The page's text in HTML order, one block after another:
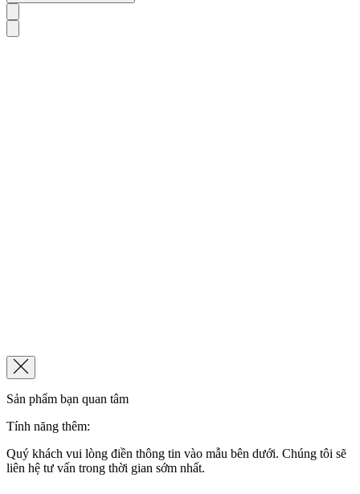
Sản phẩm bạn quan tâm
Tính năng thêm:
Quý khách vui lòng điền thông tin vào mẫu bên dưới. Chúng tôi sẽ
liên hệ tư vấn trong thời gian sớm nhất.